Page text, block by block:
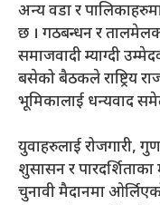
अन्य वडा र
छ । गठबन्धन र
समाजवादी म्याग्दी
बसेको बैठकले राष्ट्रिय
भूमिकालाई धन्यवाद
युवाहरुलाई रोजगारी,
शुसासन र
चुनावी मैदानमा